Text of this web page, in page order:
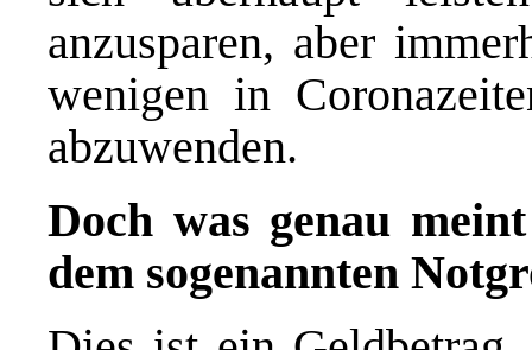
anzusparen, aber
wenigen in
abzuwenden.
Doch was genau
dem sogenannten